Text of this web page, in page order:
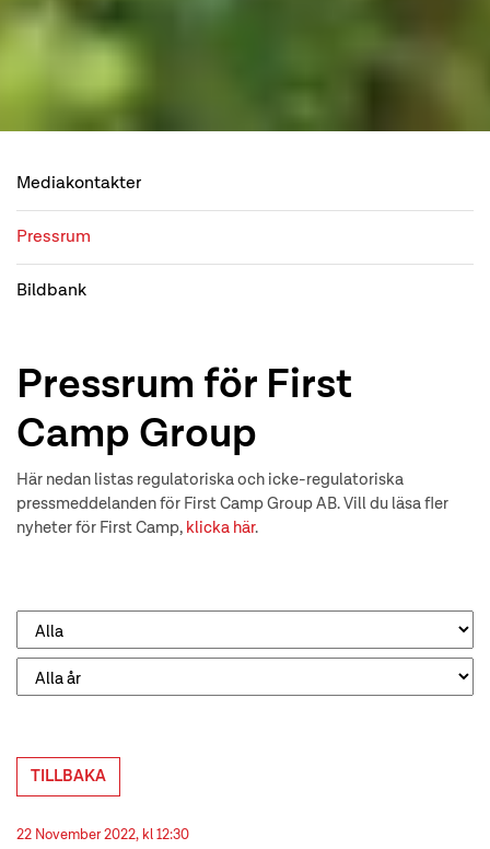
Mediakontakter
Pressrum
Bildbank
Pressrum för First
Camp Group
Här nedan listas regulatoriska och icke-regulatoriska
pressmeddelanden för First Camp Group AB. Vill du läsa fler
nyheter för First Camp, klicka här.
TILLBAKA
22 November 2022, kl 12:30